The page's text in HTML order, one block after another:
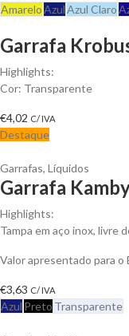
AmareloAzulAzul Claro
Garrafa
Highlights:
Cor: Transparente
€4,02 C/ IVA
Destaque
Garrafas, Líquidos
Garrafa
Highlights:
Tampa em aço inox, livre
Valor apresentado para
€3,63 C/ IVA
Azul Preto Transparente